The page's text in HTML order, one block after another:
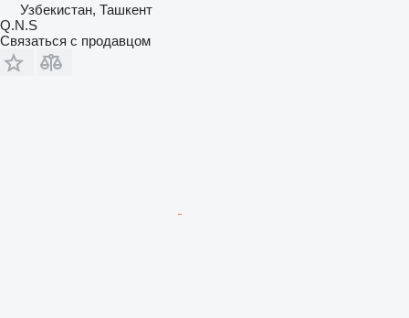
Узбекистан, Ташкент
Q.N.S
Связаться с продавцом